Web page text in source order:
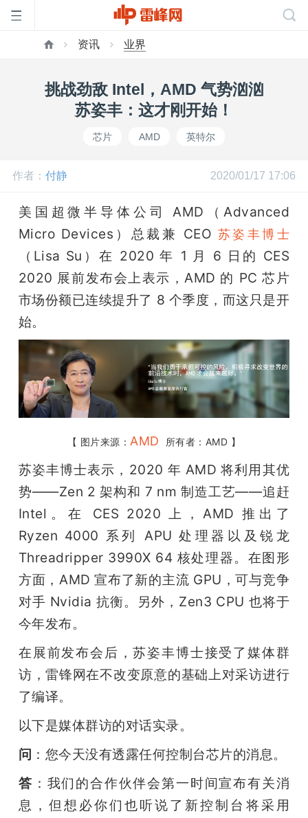
开
课
活
中
心
GAIR
专
爱
搞
机
资讯 业界
挑战劲敌 Intel，AMD 气势汹汹
苏姿丰：这才刚开始！
芯片 AMD 英特尔
作者： 付静 2020/01/17 17:06
美国超微半导体公司 AMD（Advanced
Micro Devices）总裁兼 CEO 苏姿丰博士
（Lisa Su）在 2020 年 1 月 6 日的 CES
2020 展前发布会上表示，AMD 的 PC 芯片
市场份额已连续提升了 8 个季度，而这只是开
始。
【 图片来源：AMD 所有者：AMD 】
苏姿丰博士表示，2020 年 AMD 将利用其优
势——Zen 2 架构和 7 nm 制造工艺——追赶
Intel。在 CES 2020 上，AMD 推出了
Ryzen 4000 系列 APU 处理器以及锐龙
Threadripper 3990X 64 核处理器。在图形
方面，AMD 宣布了新的主流 GPU，可与竞争
对手 Nvidia 抗衡。另外，Zen3 CPU 也将于
今年发布。
在展前发布会后，苏姿丰博士接受了媒体群
访，雷锋网在不改变原意的基础上对采访进行
了编译。
以下是媒体群访的对话实录。
问 ：您今天没有透露任何控制台芯片的消息。
答 ：我们的合作伙伴会第一时间宣布有关消
息，但想必你们也听说了新控制台将采用